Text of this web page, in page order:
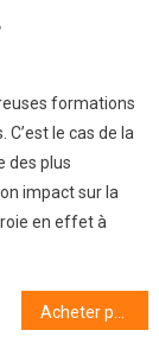
formations
le cas de la
des plus
impact sur la
en effet à